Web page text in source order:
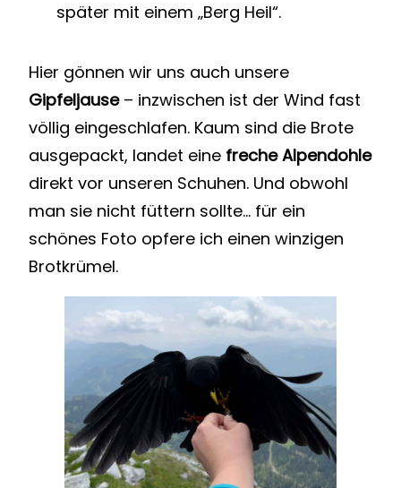
später mit einem „Berg Heil“.
Hier gönnen wir uns auch unsere
Gipfeljause– inzwischen ist der Wind fast
völlig eingeschlafen. Kaum sind die Brote
ausgepackt, landet eine freche Alpendohle
direkt vor unseren Schuhen. Und obwohl
man sie nicht füttern sollte… für ein
schönes Foto opfere ich einen winzigen
Brotkrümel.